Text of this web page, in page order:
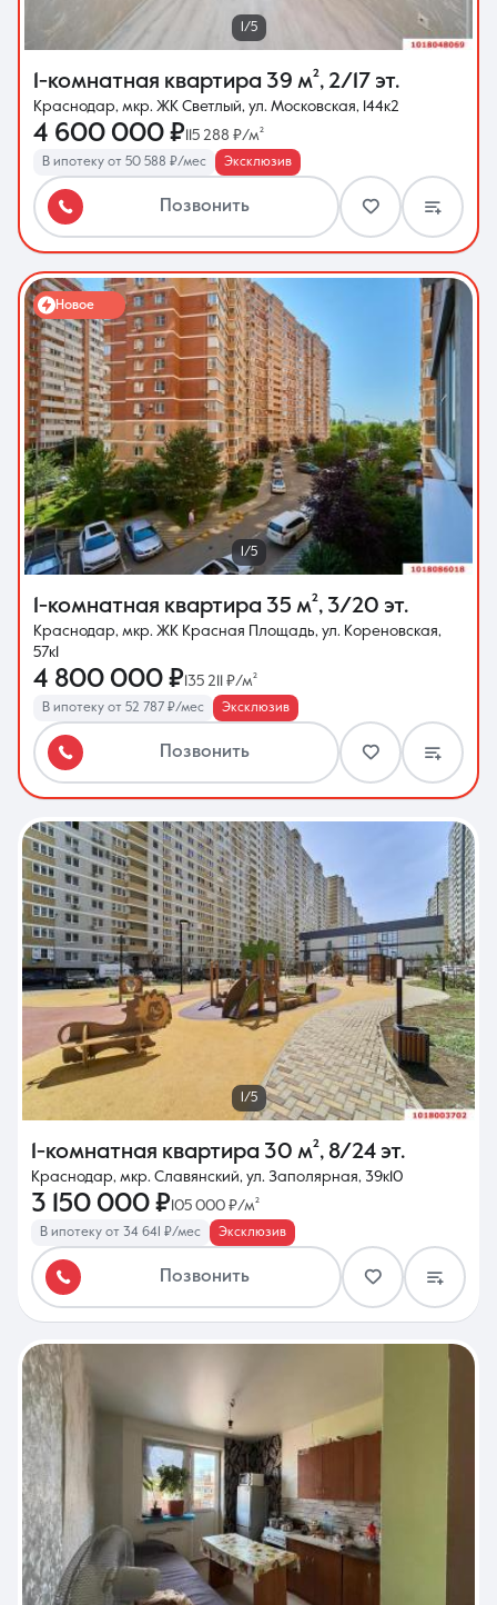
1/5
1-комнатная квартира 39 м², 2/17 эт.
Краснодар, мкр. ЖК Светлый, ул. Московская, 144к2
4 600 000 ₽ 115 288 ₽/м²
В ипотеку от 50 588 ₽/мес Эксклюзив
Позвонить
1/5
1-комнатная квартира 35 м², 3/20 эт.
Краснодар, мкр. ЖК Красная Площадь, ул. Кореновская,
57к1
4 800 000 ₽135 211 ₽/м²
В ипотеку от 52 787 ₽/мес Эксклюзив
Позвонить
Новое
1/5
1-комнатная квартира 30 м², 8/24 эт.
Краснодар, мкр. Славянский, ул. Заполярная, 39к10
3 150 000 ₽ 105 000 ₽/м²
В ипотеку от 34 641 ₽/мес Эксклюзив
Позвонить